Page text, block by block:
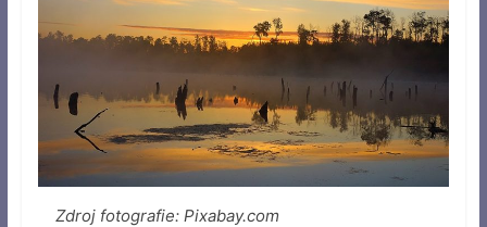
Zdroj fotografie: Pixabay.com